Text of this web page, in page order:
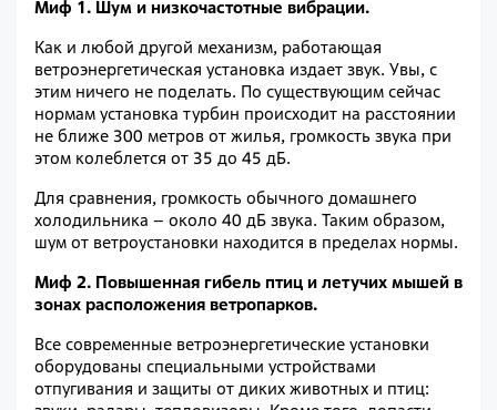
Миф 1. Шум и низкочастотные вибрации.
Как и любой другой механизм, работающая
ветроэнергетическая установка издает звук. Увы, с
этим ничего не поделать. По существующим сейчас
нормам установка турбин происходит на расстоянии
не ближе 300 метров от жилья, громкость звука при
этом колеблется от 35 до 45 дБ.
Для сравнения, громкость обычного домашнего
холодильника – около 40 дБ звука. Таким образом,
шум от ветроустановки находится в пределах нормы.
Миф 2. Повышенная гибель птиц и летучих мышей в
зонах расположения ветропарков.
Все современные ветроэнергетические установки
оборудованы специальными устройствами
отпугивания и защиты от диких животных и птиц: